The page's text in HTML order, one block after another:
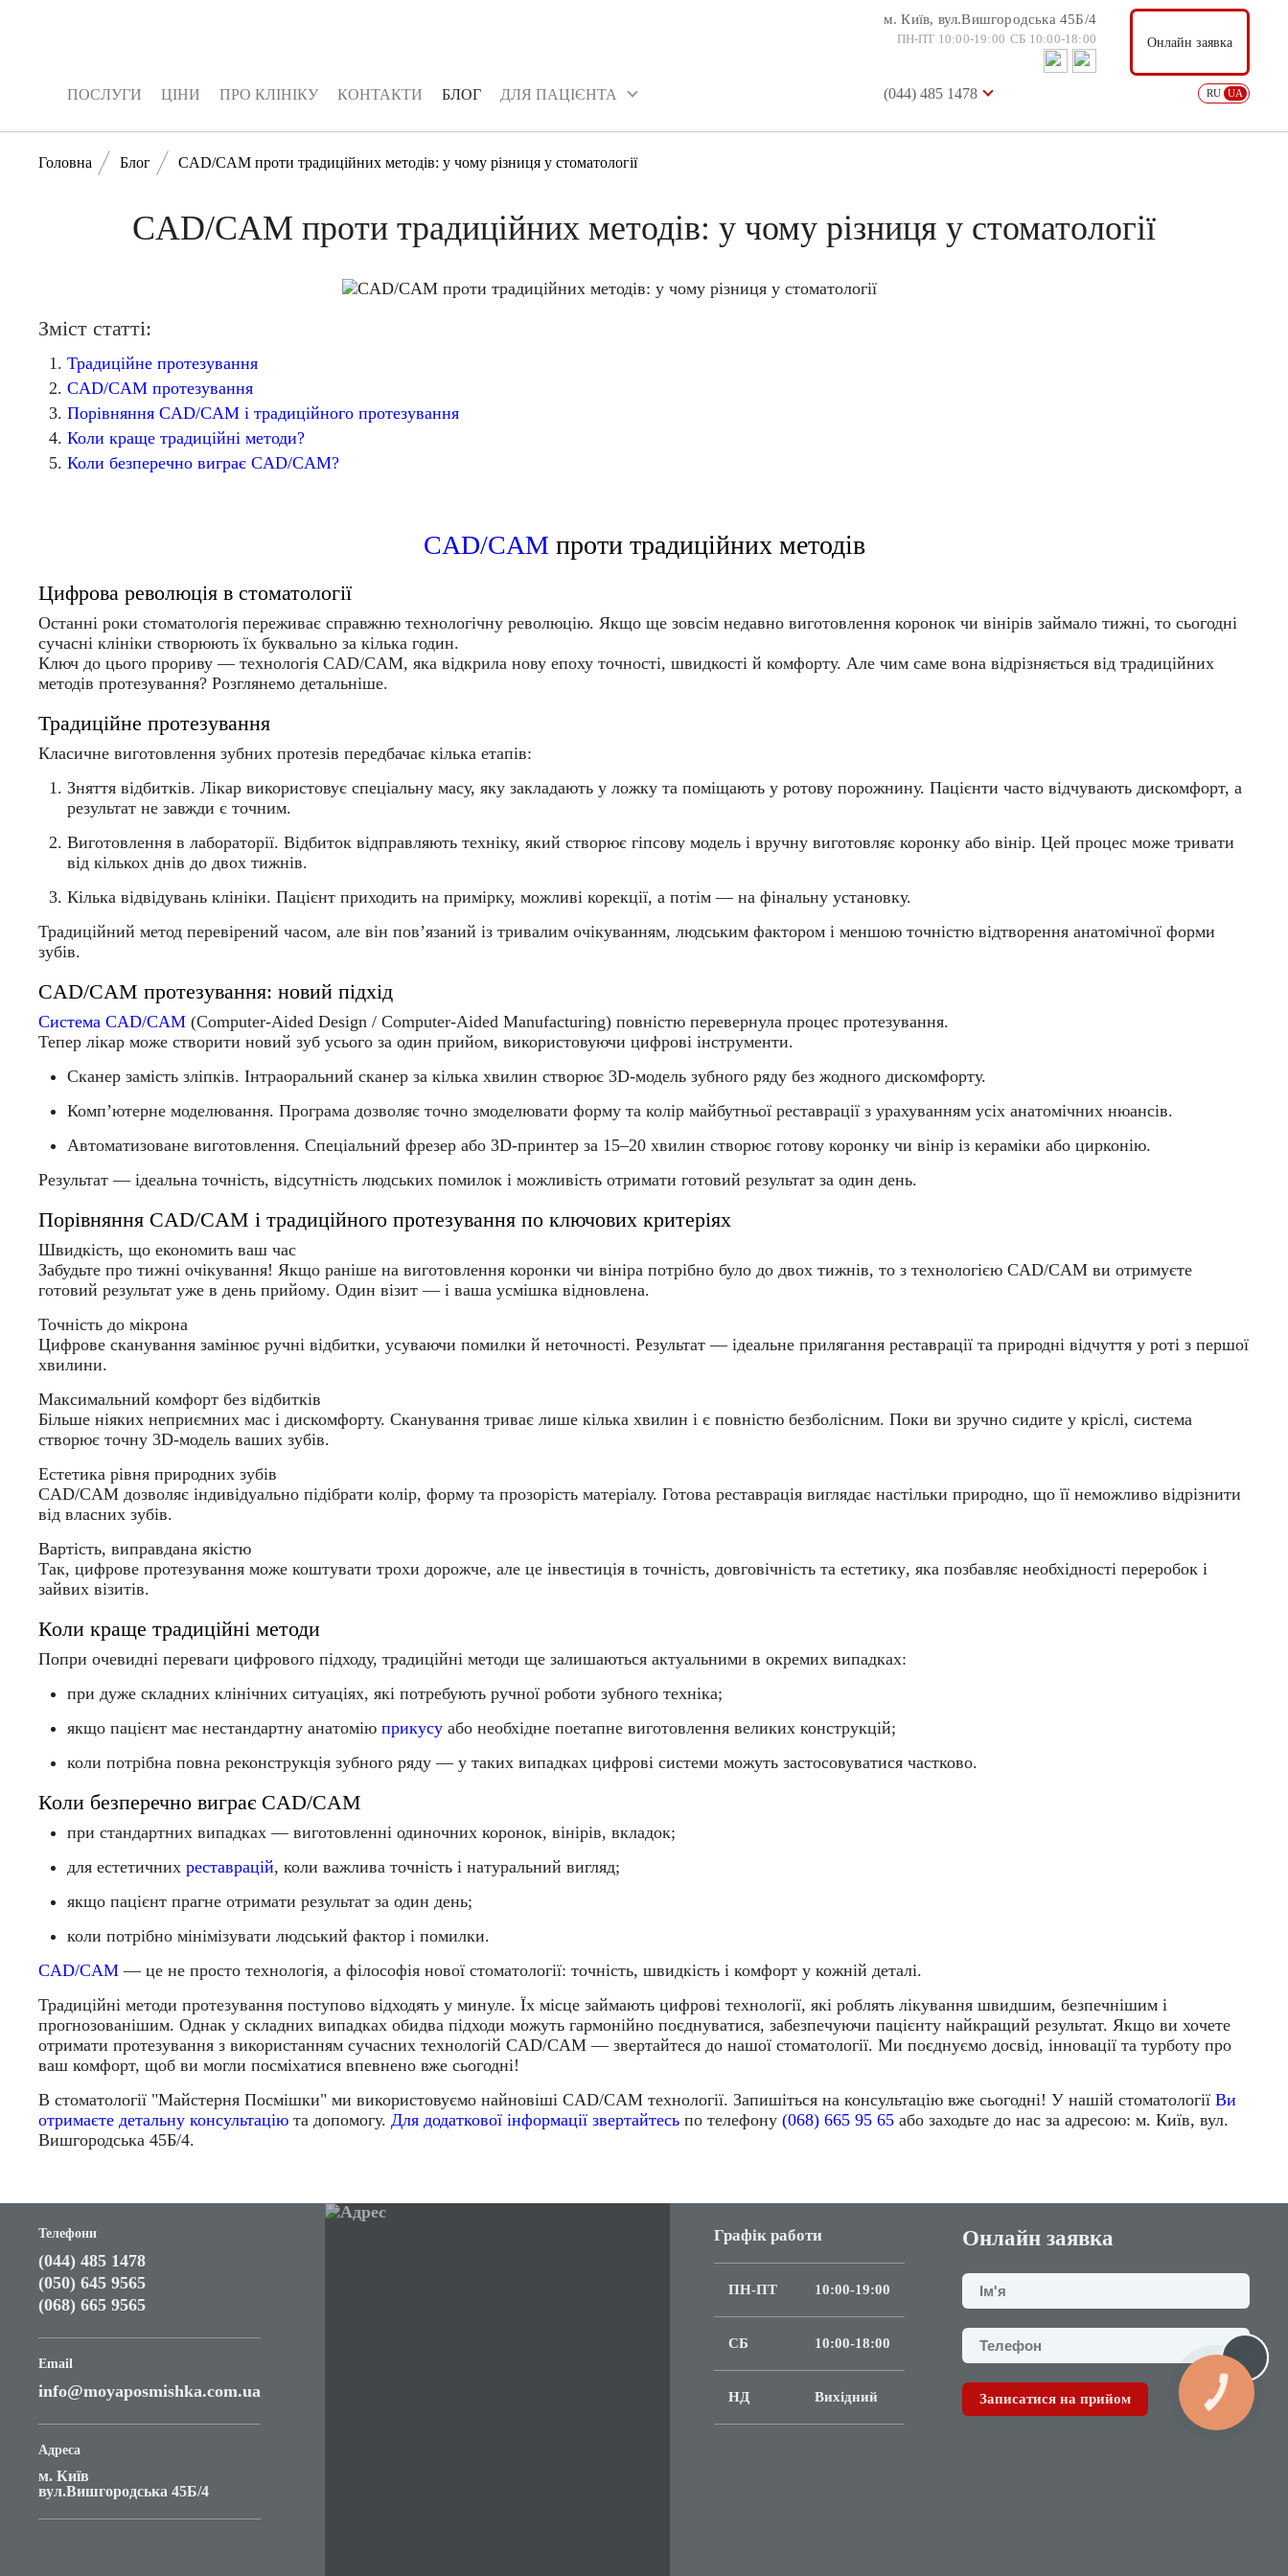
ПОСЛУГИ ЦІНИ ПРО КЛІНІКУ КОНТАКТИ БЛОГ ДЛЯ ПАЦІЄНТА
м. Київ, вул.Вишгородська 45Б/4
ПН-ПТ 10:00-19:00 СБ 10:00-18:00 Онлайн заявка
(044) 485 1478 RU UA
м. Київ, вул.Вишгородська 45Б/4
ПН-ПТ 10:00-19:00 СБ 10:00-18:00
USD: 36.57 EUR: 38.88
Головна Блог CAD/CAM проти традиційних методів: у чому різниця у стоматології
CAD/CAM проти традиційних методів: у чому різниця у стоматології
Зміст статті:
Традиційне протезування
CAD/CAM протезування
Порівняння CAD/CAM і традиційного протезування
Коли краще традиційні методи?
Коли безперечно виграє CAD/CAM?
CAD/CAM проти традиційних методів
Цифрова революція в стоматології
Останні роки стоматологія переживає справжню технологічну революцію. Якщо ще зовсім недавно виготовлення коронок чи вінірів займало тижні, то сьогодні
сучасні клініки створюють їх буквально за кілька годин.
Ключ до цього прориву — технологія CAD/CAM, яка відкрила нову епоху точності, швидкості й комфорту. Але чим саме вона відрізняється від традиційних
методів протезування? Розглянемо детальніше.
Традиційне протезування
Класичне виготовлення зубних протезів передбачає кілька етапів:
Зняття відбитків. Лікар використовує спеціальну масу, яку закладають у ложку та поміщають у ротову порожнину. Пацієнти часто відчувають дискомфорт, а
результат не завжди є точним.
Виготовлення в лабораторії. Відбиток відправляють техніку, який створює гіпсову модель і вручну виготовляє коронку або вінір. Цей процес може тривати
від кількох днів до двох тижнів.
Кілька відвідувань клініки. Пацієнт приходить на примірку, можливі корекції, а потім — на фінальну установку.
Традиційний метод перевірений часом, але він пов’язаний із тривалим очікуванням, людським фактором і меншою точністю відтворення анатомічної форми
зубів.
CAD/CAM протезування: новий підхід
Система CAD/CAM (Computer-Aided Design / Computer-Aided Manufacturing) повністю перевернула процес протезування.
Тепер лікар може створити новий зуб усього за один прийом, використовуючи цифрові інструменти.
Сканер замість зліпків. Інтраоральний сканер за кілька хвилин створює 3D-модель зубного ряду без жодного дискомфорту.
Комп’ютерне моделювання. Програма дозволяє точно змоделювати форму та колір майбутньої реставрації з урахуванням усіх анатомічних нюансів.
Автоматизоване виготовлення. Спеціальний фрезер або 3D-принтер за 15–20 хвилин створює готову коронку чи вінір із кераміки або цирконію.
Результат — ідеальна точність, відсутність людських помилок і можливість отримати готовий результат за один день.
Порівняння CAD/CAM і традиційного протезування по ключових критеріях
Швидкість, що економить ваш час
Забудьте про тижні очікування! Якщо раніше на виготовлення коронки чи вініра потрібно було до двох тижнів, то з технологією CAD/CAM ви отримуєте
готовий результат уже в день прийому. Один візит — і ваша усмішка відновлена.
Точність до мікрона
Цифрове сканування замінює ручні відбитки, усуваючи помилки й неточності. Результат — ідеальне прилягання реставрації та природні відчуття у роті з першої
хвилини.
Максимальний комфорт без відбитків
Більше ніяких неприємних мас і дискомфорту. Сканування триває лише кілька хвилин і є повністю безболісним. Поки ви зручно сидите у кріслі, система
створює точну 3D-модель ваших зубів.
Естетика рівня природних зубів
CAD/CAM дозволяє індивідуально підібрати колір, форму та прозорість матеріалу. Готова реставрація виглядає настільки природно, що її неможливо відрізнити
від власних зубів.
Вартість, виправдана якістю
Так, цифрове протезування може коштувати трохи дорожче, але це інвестиція в точність, довговічність та естетику, яка позбавляє необхідності переробок і
зайвих візитів.
Коли краще традиційні методи
Попри очевидні переваги цифрового підходу, традиційні методи ще залишаються актуальними в окремих випадках:
при дуже складних клінічних ситуаціях, які потребують ручної роботи зубного техніка;
якщо пацієнт має нестандартну анатомію прикусу або необхідне поетапне виготовлення великих конструкцій;
коли потрібна повна реконструкція зубного ряду — у таких випадках цифрові системи можуть застосовуватися частково.
Коли безперечно виграє CAD/CAM
при стандартних випадках — виготовленні одиночних коронок, вінірів, вкладок;
для естетичних реставрацій, коли важлива точність і натуральний вигляд;
якщо пацієнт прагне отримати результат за один день;
коли потрібно мінімізувати людський фактор і помилки.
CAD/CAM — це не просто технологія, а філософія нової стоматології: точність, швидкість і комфорт у кожній деталі.
Традиційні методи протезування поступово відходять у минуле. Їх місце займають цифрові технології, які роблять лікування швидшим, безпечнішим і
прогнозованішим. Однак у складних випадках обидва підходи можуть гармонійно поєднуватися, забезпечуючи пацієнту найкращий результат. Якщо ви хочете
отримати протезування з використанням сучасних технологій CAD/CAM — звертайтеся до нашої стоматології. Ми поєднуємо досвід, інновації та турботу про
ваш комфорт, щоб ви могли посміхатися впевнено вже сьогодні!
В стоматології "Майстерня Посмішки" ми використовуємо найновіші CAD/CAM технології. Запишіться на консультацію вже сьогодні! У нашій стоматології Ви
отримаєте детальну консультацію та допомогу. Для додаткової інформації звертайтесь по телефону (068) 665 95 65 або заходьте до нас за адресою: м. Київ, вул.
Вишгородська 45Б/4.
Телефони
(044) 485 1478
(050) 645 9565
(068) 665 9565
Email
info@moyaposmishka.com.ua
Адреса
м. Київ
вул.Вишгородська 45Б/4
Графік работи
ПН-ПТ 10:00-19:00
СБ 10:00-18:00
НД Вихідний
Онлайн заявка
Записатися на прийом
КНОПКА
СВЯЗИ